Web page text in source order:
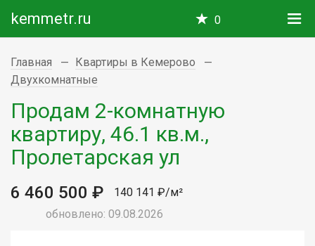
kemmetr.ru 0
Главная
Квартиры в Кемерово
Двухкомнатные
Продам 2-комнатную
квартиру, 46.1 кв.м.,
Пролетарская ул
6 460 500 ₽
140 141 ₽/м²
обновлено: 09.08.2026